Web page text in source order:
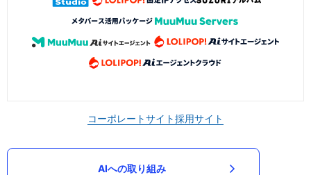
コーポレートサイト採用サイト
AIへの取り組み